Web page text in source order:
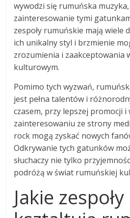
wywodzi się rumuńska
zainteresowanie tymi
zespoły rumuńskie mają wiele
ich unikalny styl i brzmienie
zrozumienia i zaakceptowania
kulturowym.
Pomimo tych wyzwań,
jest pełna talentów i
czasem, przy lepszej promocji i
zainteresowaniu ze strony
rock mogą zyskać nowych
Odkrywanie tych gatunków
słuchaczy nie tylko
podróżą w świat rumuńskiej
Jakie zespoły